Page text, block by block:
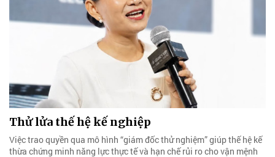
Thử lửa thế hệ kế nghiệp
Việc trao quyền qua mô hình “giám đốc thử nghiệm” giúp thế hệ kế
thừa chứng minh năng lực thực tế và hạn chế rủi ro cho vận mệnh